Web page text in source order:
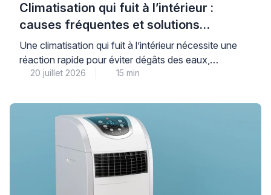
Climatisation qui fuit à l’intérieur :
causes fréquentes et solutions
professionnelles
Une climatisation qui fuit à l’intérieur nécessite une
réaction rapide pour éviter dégâts des eaux,
moisissures et aggravation de la panne : dans la
système d’évacuation des condensats (bac saturé,
tuyau obstrué ou mal positionné) ou, plus rarement,
d’un défaut technique sur le circuit frigorifique.
Comprendre […]
20 juillet 2026 15 min